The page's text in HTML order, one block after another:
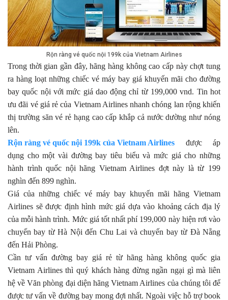
Rộn ràng vé quốc nội 199k của Vietnam Airlines
Trong thời gian gần đây, hãng hàng không cao cấp này chợt tung
ra hàng loạt những chiếc vé máy bay giá khuyến mãi cho đường
bay quốc nội với mức giá dao động chỉ từ 199,000 vnd. Tin hot
ưu đãi vé giá rẻ của Vietnam Airlines nhanh chóng lan rộng khiến
thị trường săn vé rẻ hạng cao cấp khắp cả nước dường như nóng
lên.
Rộn ràng vé quốc nội 199k của Vietnam Airlines được áp
dụng cho một vài đường bay tiêu biểu và mức giá cho những
hành trình quốc nội hãng Vietnam Airlines đợt này là từ 199
nghìn đến 899 nghìn.
Giá của những chiếc vé máy bay khuyến mãi hãng Vietnam
Airlines sẽ được định hình mức giá dựa vào khoảng cách địa lý
của mỗi hành trình. Mức giá tốt nhất phí 199,000 này hiện rơi vào
chuyến bay từ Hà Nội đến Chu Lai và chuyến bay từ Đà Nẵng
đến Hải Phòng.
Cần tư vấn đường bay giá rẻ từ hãng hàng không quốc gia
Vietnam Airlines thì quý khách hàng đừng ngần ngại gì mà liên
hệ về Văn phòng đại diện hãng Vietnam Airlines của chúng tôi để
được tư vấn về đường bay mong đợi nhất. Ngoài việc hỗ trợ book